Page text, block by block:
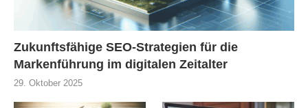
Zukunftsfähige SEO-Strategien für die
Markenführung im digitalen Zeitalter
29. Oktober 2025